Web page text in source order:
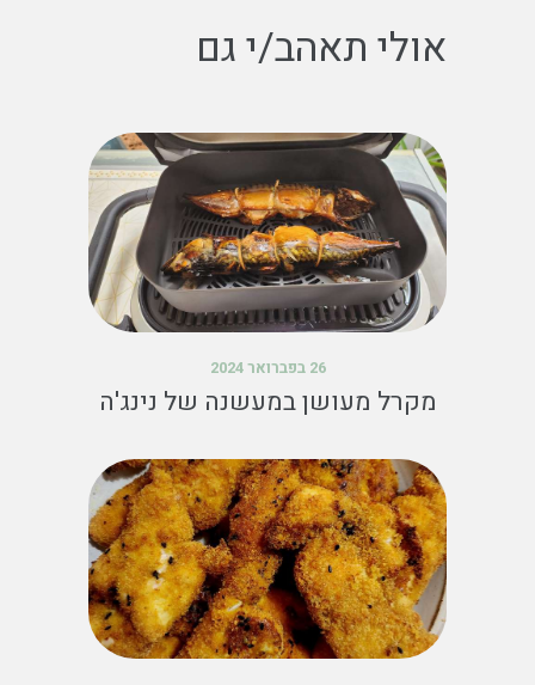
אולי תאהב/י גם
26 בפברואר 2024
מקרל מעושן במעשנה של נינג'ה